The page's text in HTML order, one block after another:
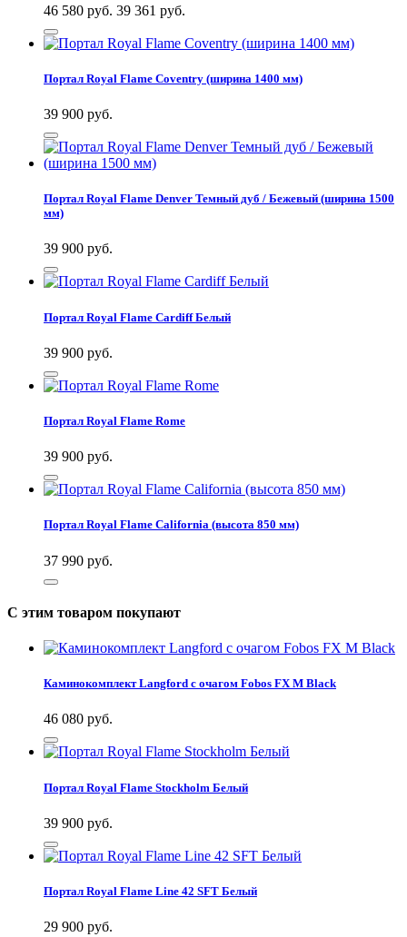
46 580 руб. 39 361 руб.
Портал Royal Flame Coventry (ширина 1400 мм)
39 900 руб.
Портал Royal Flame Denver Темный дуб / Бежевый (ширина 1500
мм)
39 900 руб.
Портал Royal Flame Cardiff Белый
39 900 руб.
Портал Royal Flame Rome
39 900 руб.
Портал Royal Flame California (высота 850 мм)
37 990 руб.
С этим товаром покупают
Каминокомплект Langford с очагом Fobos FX M Black
46 080 руб.
Портал Royal Flame Stockholm Белый
39 900 руб.
Портал Royal Flame Line 42 SFT Белый
29 900 руб.